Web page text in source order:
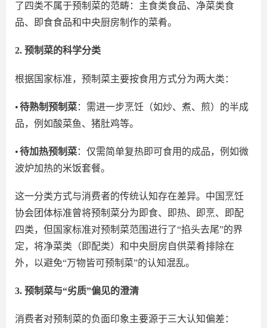
了四类不属于预制菜的范畴：主食类食品、净菜类食
品、即食食品和中央厨房制作的菜肴。
2. 预制菜的科学分类
根据国家标准，预制菜主要按食用方式分为两大类：
•待熟制预制菜：需进一步烹饪（如炒、煮、煎）的半成
品， 例如酸菜鱼、猪肚鸡等。
•待加热预制菜：仅需简单复热即可食用的成品， 例如微
波炉加热的米饭套餐。
这一分类方式与消费者的传统认知存在差异。中国烹饪
协会团体标准曾将预制菜分为即食、即热、即烹、即配
四类，但国家标准对预制菜范围进行了“掐头去尾”的界
定，将净菜类（即配类）和中央厨房自供菜肴排除在
外，以避免“万物皆可预制菜”的认知混乱。
3. 预制菜与“劣质”偏见的澄清
消费者对预制菜的负面印象主要源于三大认知偏差：